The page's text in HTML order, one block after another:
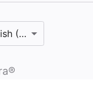
(United States)